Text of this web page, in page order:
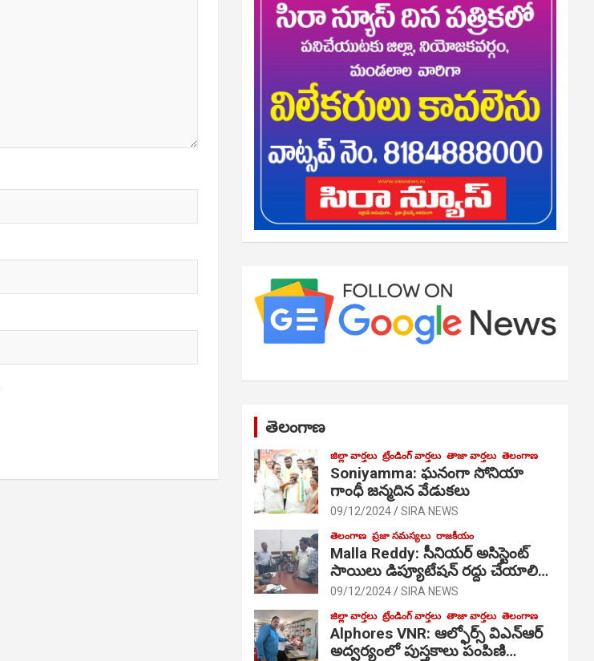
తెలంగాణ
జిల్లా వార్తలు ట్రేండింగ్ వార్తలు తాజా వార్తలు తెలంగాణ
Soniyamma: ఘ‌నంగా సోనియా
గాంధీ జ‌న్మ‌దిన వేడుక‌లు
09/12/2024 SIRA NEWS
తెలంగాణ ప్రజా సమస్యలు రాజకీయం
Malla Reddy: సీనియర్ అసిస్టెంట్
సాయిలు డిప్యూటేషన్ రద్దు చేయాలి…
09/12/2024 SIRA NEWS
జిల్లా వార్తలు ట్రేండింగ్ వార్తలు తాజా వార్తలు తెలంగాణ
Alphores VNR: ఆల్ఫోర్స్ విఎన్ఆర్
అద్వర్యంలో పుస్తకాలు పంపిణి…